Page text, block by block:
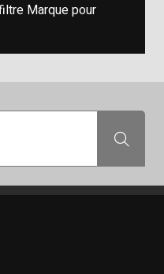
Marque pour
Recherche